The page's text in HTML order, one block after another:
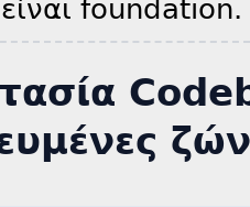
foundation.